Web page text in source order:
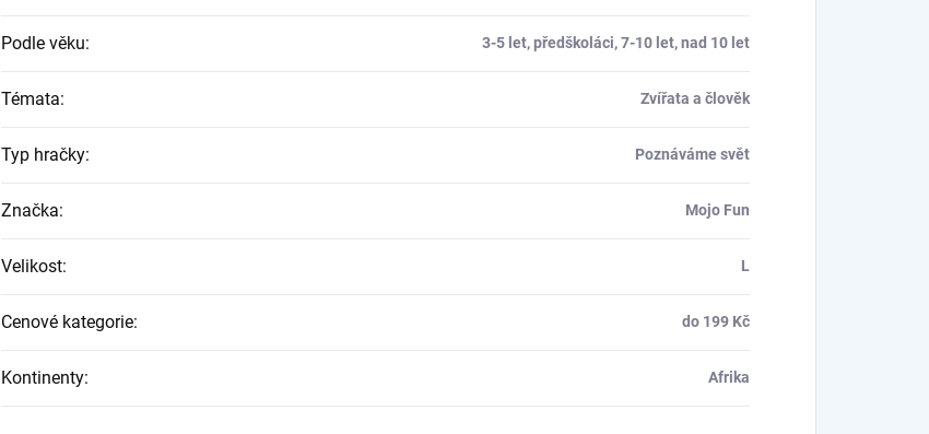
Podle věku: 3-5 let, předškoláci, 7-10 let, nad 10 let
Témata: Zvířata a člověk
Typ hračky: Poznáváme svět
Značka: Mojo Fun
Velikost: L
Cenové kategorie: do 199 Kč
Kontinenty: Afrika